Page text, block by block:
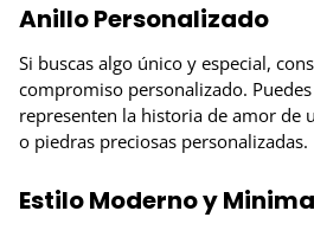
Anillo Personalizado
Si buscas algo único y especial,
compromiso personalizado.
representen la historia de amor de
o piedras preciosas personalizadas.
Estilo Moderno y